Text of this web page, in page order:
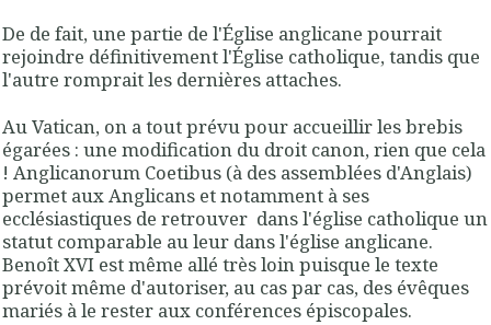
De de fait, une partie de l'Église anglicane pourrait
rejoindre définitivement l'Église catholique, tandis que
l'autre romprait les dernières attaches.
Au Vatican, on a tout prévu pour accueillir les brebis
égarées : une modification du droit canon, rien que cela
! Anglicanorum Coetibus (à des assemblées d'Anglais)
permet aux Anglicans et notamment à ses
ecclésiastiques de retrouver dans l'église catholique un
statut comparable au leur dans l'église anglicane.
Benoît XVI est même allé très loin puisque le texte
prévoit même d'autoriser, au cas par cas, des évêques
mariés à le rester aux conférences épiscopales.